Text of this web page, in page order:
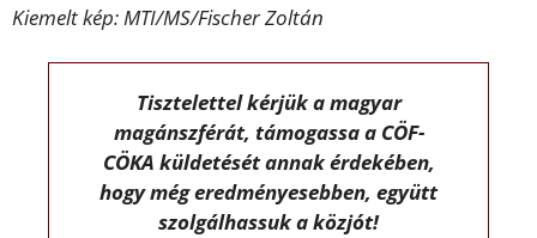
Kiemelt kép: MTI/MS/Fischer Zoltán
Tisztelettel kérjük a magyar
magánszférát, támogassa a CÖF-
CÖKA küldetését annak érdekében,
hogy még eredményesebben, együtt
szolgálhassuk a közjót!